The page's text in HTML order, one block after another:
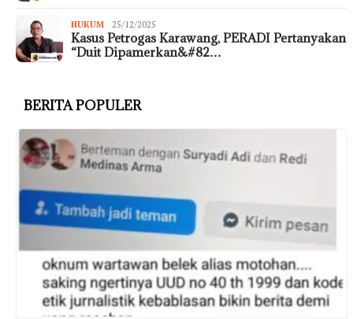
HUKUM 25/12/2025
Kasus Petrogas Karawang, PERADI Pertanyakan
“Duit Dipamerkan&#82…
BERITA POPULER